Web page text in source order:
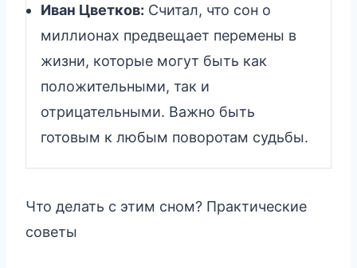
Иван Цветков: Считал, что сон о
миллионах предвещает перемены в
жизни, которые могут быть как
положительными, так и
отрицательными. Важно быть
готовым к любым поворотам судьбы.
Что делать с этим сном? Практические
советы